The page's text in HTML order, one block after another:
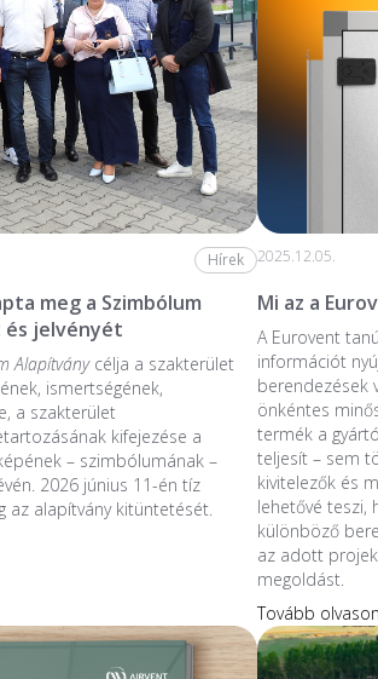
Hírek
meg a Szimbólum
jelvényét
Alapítványcélja a szakterület
ismertségének,
a szakterület
kifejezése a
– szimbólumának –
2026 június 11-én tíz
az alapítvány kitüntetését.
2025.12.05.
Mi az a
A Eurovent
információt
berendezések
önkéntes
termék a
teljesít – sem
kivitelezők és
lehetővé teszi,
különböző
az adott
megoldást.
Tovább